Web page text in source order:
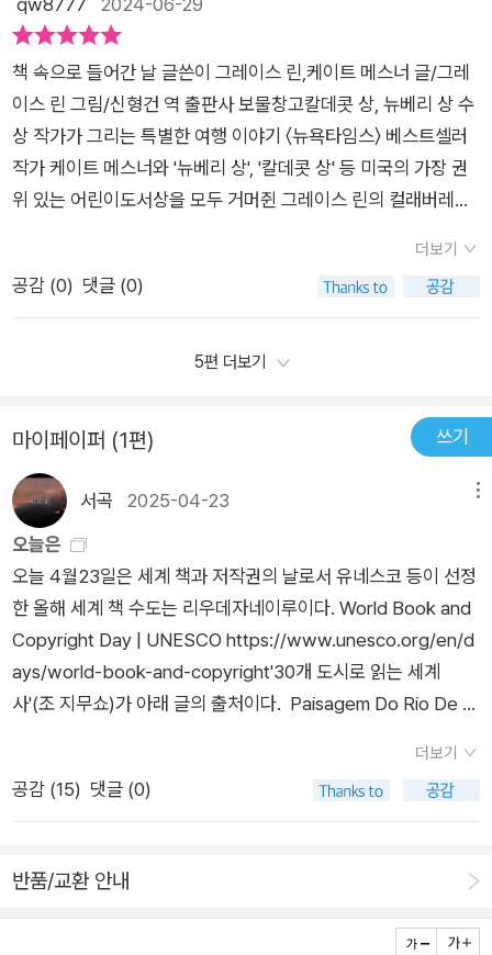
요. 주인공 아이 또한 엘리스와 비슷한 앨리스인데 같은 이름으
로 생각하면서 읽어도 좋을만큼 색 다른 모험이 기다리고 있었는
데요. 작가의 상상력도 너무 좋았었고 이야기 또한 풍성했었답니
다. 색채도 화사해서 더 풍성하게 느껴지더라고요.앨리스가 모험
을 떠났던 여러 장소들을 보면 한가지 눈에 들어오는 게 있었습니
다. 바로 앨리스가 처음 갈아입었던 글자들이 새겨진 원피스가 시
시각각 변하는 모습이었어요. 처음엔 색이 빠져서 작가가 실수
속 여러 공간속으로 들어간 앨리스는 곧 그곳에 융화되는 듯 보였
지만 의도치 않는 여러 상황에 맞닥뜨리게 됩니다. 하지만 상상
속 공간에서는 또 다른 꿈을 꿀 수가 있고 원하는대로 이룰 수 좋
았던것 같아요. 결국 자신이 가장 원하는 곳, 가족이 있는 집으
게 되지요. 아이들의 마음이 가득 담긴 그런 마무리였던것 같아
요.그림책의 앞표지와 뒷표지의 대비되는 그림도 참 인상적이었
던 그림책이었답니다.지루한 일상속에서 책이 주는 즐거움이 뭔
지 느낄 수 있었던 그림책이기도 했답니다.​칼데콧 상, 뉴베
리 상 수상 작가가 그리는 앨리스의 특별한 모험을 담은 그림
책 《책 속으로 들어간 날》이었습니다.​ㅡㅡㅡㅡㅡㅡ이 리뷰는 출
판사에서 도서를 제공 받아 직접 읽고 작성한 리뷰입니다ㅡㅡㅡ
ㅡㅡㅡ​
집에 갇혀 있다는 생각에 짜증도 나고, 할일 없이 서성거리는 시
로 서성거리다 바닥에 놓인 책을 발견한다.책은 마치 자신을 읽어
달라는 듯 앨리스의 눈 앞에서 팔락거렸고, 앨리스는 책을 펼쳐
넘기기 시작했다.책 속에 소녀는 마치 자기와 같은 느낌이 들었
고, 소녀처럼 앨리스도 책 속으로 들어가면 좋겠다는 생각을 하자
마법처럼 책 속으로 들어갈 수 있는 방법이 생겼으며 이어 상상치
못한 여행길로 오른다.열대 우림으로 향한 앨리스는 화려한 꽃과
새들을 만나고 다른 장을 넘겨 사막으로 들어가 낙타를 타고 사막
던 지루함 대신 색다른 즐거움을 느낀다.하늘을 날기도 하고, 바
끼는 즐거움에 더 깊이 빠져드는 동시에 책 속에 있던 소녀가 너
무 외롭지 않았으면 좋겠다는 생각을 한다.다시 넘겨진 책은 아늑
한 공간이다 마치 앨리스의 집처럼.엄마는 앨리스에게 페이지를
넘기라 말하고 앨리스는 페이지를 넘겨 다시 아늑한 집, 엄마와
아빠가 있는 주방으로 돌아온다.그리고 책 속으로 향했을 때보다
훨씬 밝고 표정으로 책 속에서 경험했던 이야기를 들려준다.이제
앨리스는 지루하거나 심술이 나지 않을까?​토끼를 만나 이상한
나라를 여행한 앨리스 그리고 책 속으로 여행을 떠난 또 다른 앨
리스처럼 이상과 다른 현실을 살아내는 우리에게 또 다른 도피처
림책이었다.​아이와 함께 읽으며 책 속에 등장하는 장면 중 가장
마음에 드는 장면 고르기와 그 곳에 들어가면 어떤 일을 하고 싶
고, 왜 그 속에 들어가고 싶은지 묻고 답하는 시간을 가져보면 좋
책 속으로 들어간 날 글쓴이 그레이스 린,케이트 메스너 글/그레
이스 린 그림/신형건 역 출판사 보물창고칼데콧 상, 뉴베리 상 수
상 작가가 그리는 특별한 여행 이야기 〈뉴욕타임스〉 베스트셀러
작가 케이트 메스너와 '뉴베리 상', '칼데콧 상' 등 미국의 가장 권
위 있는 어린이도서상을 모두 거머쥔 그레이스 린의 컬래버레이
었습니다.표지부터 너무 귀여운데요....이상한 나라의 앨리스가
생각나는 듯한 표지에... 풀 숲에 토끼까지...^^ 상상력을 무지하
했는데 내용은 전혀 그렇지 않았어요.너무너무 심심한 앨리스가
하고 다채로운 빛깔의 꽃들이 핀 정원에서 새들이 반갑게 맞이해
주는 내용이거든요...꿈인 듯....상상인 듯...너무너무 신기하지만
마법 같은 세상이 펼쳐지는 책 속으로 여행을 떠나는 앨리스가 너
무 부럽네요...실컷 여행을 마치고 현실로 돌아 와서 가족들과 저
녁식사를 하는 앨리스^^ ㅎㅎ 너무 귀엽고 사랑스러운 책이었습
니다.​그레이스 린, 케이트 메스너의 책 속으로 들어간 날...^^ 기
분 좋게 가볍게 읽을 수 있는 좋은 책인 것 같습니다.[도치맘 서평
단으로서 출판사로부터 도서를 제공받아 작성한 리뷰입니다]#도
치맘 #서평단 #책속으로들어간날 #케이트메스너 #그레이스린
#신형건 #보물창고 #도서협찬 #도서제공 #도치맘서평단도치맘
더보기
공감 (0) 댓글 (0)
5편 더보기
마이페이퍼 (1편) 쓰기
서곡 2025-04-23
오늘은
오늘 4월23일은 세계 책과 저작권의 날로서 유네스코 등이 선정
한 올해 세계 책 수도는 리우데자네이루이다. World Book and
Copyright Day | UNESCO https://www.unesco.org/en/d
ays/world-book-and-copyright'30개 도시로 읽는 세계
사'(조 지무쇼)가 아래 글의 출처이다. Paisagem Do Rio De J
월, 대서양을 건너온 포르투갈인 탐험가 가스파르 지 레모스 일행
이 구아나바라만에 도착했다. 그들은 그 땅을 강의 하구라고 생각
하고 ‘1월의 강’이라는 의미의 ‘리우데자네이루’라고 명명했다. -
더보기
공감 (15) 댓글 (0)
반품/교환 안내